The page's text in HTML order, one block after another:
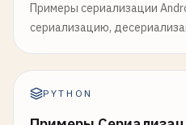
Примеры сериализации
сериализацию,
PYTHON